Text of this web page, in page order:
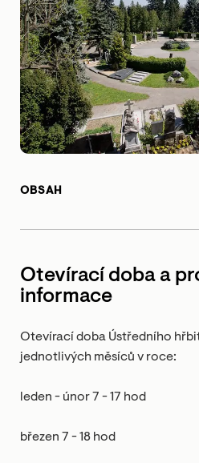
OBSAH
Otevírací doba a
informace
Otevírací doba Ústředního
jednotlivých měsíců v roce:
leden - únor 7 - 17 hod
březen 7 - 18 hod